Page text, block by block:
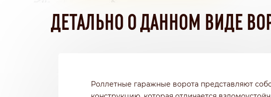
ДЕТАЛЬНО О ДАННОМ ВИДЕ
Роллетные гаражные ворота представляют